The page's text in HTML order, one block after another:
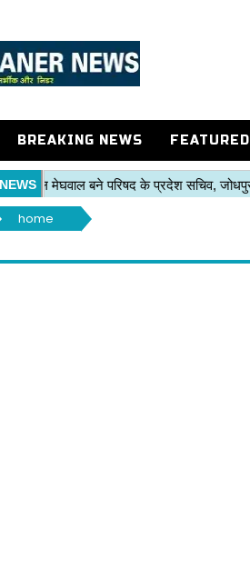
BREAKING NEWS FEATURED
home